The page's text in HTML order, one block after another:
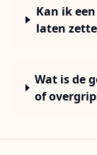
Kan ik
laten
Wat is de
of